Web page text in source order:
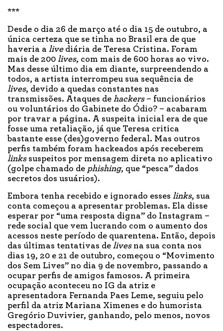
***
Desde o dia 26 de março até o dia 15 de outubro, a
única certeza que se tinha no Brasil era de que
haveria a livediária de Teresa Cristina. Foram
mais de 200 lives, com mais de 600 horas ao vivo.
Mas desse último dia em diante, surpreendendo a
todos, a artista interrompeu sua sequência de
lives, devido a quedas constantes nas
transmissões. Ataques de hackers– funcionários
ou voluntários do Gabinete do Ódio? – acabaram
por travar a página. A suspeita inicial era de que
fosse uma retaliação, já que Teresa critica
bastante esse (des)governo federal. Mas outros
perfis também foram hackeados após receberem
linkssuspeitos por mensagem direta no aplicativo
(golpe chamado de phishing, que “pesca” dados
secretos dos usuários).
Embora tenha recebido e ignorado esses links, sua
conta começou a apresentar problemas. Ela disse
esperar por “uma resposta digna” do Instagram –
rede social que vem lucrando com o aumento dos
acessos neste período de quarentena. Então, depois
das últimas tentativas de livesna sua conta nos
dias 19, 20 e 21 de outubro, começou o “Movimento
dos Sem Lives” no dia 9 de novembro, passando a
ocupar perfis de amigos famosos. A primeira
ocupação aconteceu no IG da atriz e
apresentadora Fernanda Paes Leme, seguiu pelo
perfil da atriz Mariana Ximenes e do humorista
Gregório Duvivier, ganhando, pelo menos, novos
espectadores.